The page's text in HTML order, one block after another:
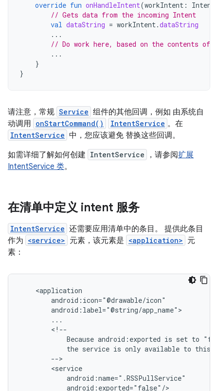
override fun onHandleIntent(workIntent : Intent
// Gets data from the incoming Intent
val dataString = workIntent.dataString
...
// Do work here, based on the contents of
...
}
}
请注意，常规 Service 组件的其他回调，例如 由系统自
动调用 onStartCommand() IntentService 。在
IntentService 中，您应该避免 替换这些回调。
如需详细了解如何创建 IntentService ，请参阅扩展
IntentService 类。
在清单中定义 intent 服务
IntentService 还需要应用清单中的条目。 提供此条目
作为 <service> 元素，该元素是 <application> 元
素：
Because android:exported is set to
the service is only available to this